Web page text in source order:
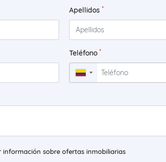
Apellidos *
Teléfono *
▼
información sobre ofertas inmobiliarias